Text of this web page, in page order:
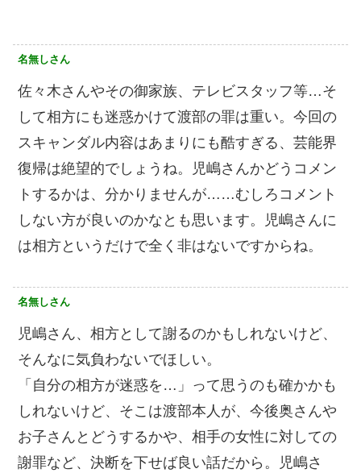
名無しさん
佐々木さんやその御家族、テレビスタッフ等…そ
して相方にも迷惑かけて渡部の罪は重い。今回の
スキャンダル内容はあまりにも酷すぎる、芸能界
復帰は絶望的でしょうね。児嶋さんかどうコメン
トするかは、分かりませんが……むしろコメント
しない方が良いのかなとも思います。児嶋さんに
は相方というだけで全く非はないですからね。
名無しさん
児嶋さん、相方として謝るのかもしれないけど、
そんなに気負わないでほしい。
「自分の相方が迷惑を…」って思うのも確かかも
しれないけど、そこは渡部本人が、今後奥さんや
お子さんとどうするかや、相手の女性に対しての
謝罪など、決断を下せば良い話だから。児嶋さ